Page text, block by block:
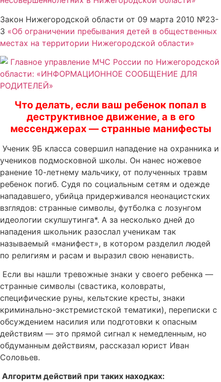
Закон Нижегородской области от 09 марта 2010 №23-
З «Об ограничении пребывания детей в общественных
местах на территории Нижегородской области»
Главное управление МЧС России по Нижегородской
области: «ИНФОРМАЦИОННОЕ СООБЩЕНИЕ ДЛЯ
РОДИТЕЛЕЙ»
Что делать, если ваш ребенок попал в
деструктивное движение, а в его
мессенджерах — странные манифесты
Ученик 9Б класса совершил нападение на охранника и
учеников подмосковной школы. Он нанес ножевое
ранение 10-летнему мальчику, от полученных травм
ребенок погиб. Судя по социальным сетям и одежде
нападавшего, убийца придерживался неонацистских
взглядов: странные символы, футболка с лозунгом
идеологии скулшутинга*. А за несколько дней до
нападения школьник разослал ученикам так
называемый «манифест», в котором разделил людей
по религиям и расам и выразил свою ненависть.
Если вы нашли тревожные знаки у своего ребенка —
странные символы (свастика, коловраты,
специфические руны, кельтские кресты, знаки
криминально-экстремистской тематики), переписки с
обсуждением насилия или подготовки к опасным
действиям — это прямой сигнал к немедленным, но
обдуманным действиям, рассказал юрист Иван
Соловьев.
Алгоритм действий при таких находках: